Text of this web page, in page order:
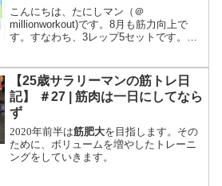
こんにちは、たにしマン（＠
millionworkout)です。8月も筋力向上で
す。すなわち、3レップ5セットです。限
番強い”を目指す筋トレの記録です。毎週
具体的なメ...
【25歳サラリーマンの筋トレ日
記】 ＃27 | 筋肉は一日にしてなら
ず
2020年前半は筋肥大を目指します。その
ために、ボリュームを増やしたトレーニ
ングをしていきます。